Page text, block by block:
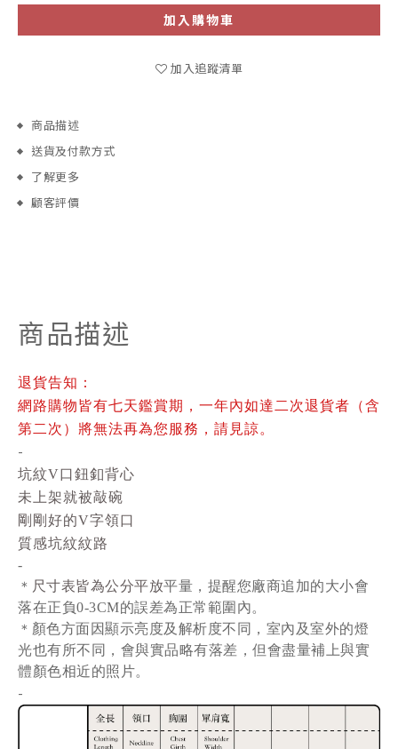
加入購物車
加入追蹤清單
商品描述
送貨及付款方式
了解更多
顧客評價
商品描述
退貨告知：
網路購物皆有七天鑑賞期，一年內如達二次退貨者（含
第二次）將無法再為您服務，請見諒。
-
坑紋V口鈕釦背心
未上架就被敲碗
剛剛好的V字領口
質感坑紋紋路
-
＊ 尺寸表皆為公分平放平量 ，提醒您廠商追加的大小會
落在正負0-3CM的誤差為正常範圍內。
＊ 顏色方面因顯示亮度及解析度不同，室內及室外的燈
光也有所不同，會與實品略有落差，但會盡量補上與實
體顏色相近的照片。
-